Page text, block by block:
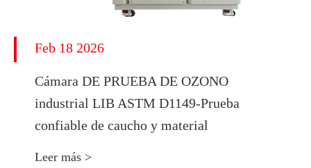
Feb 18 2026
Cámara DE PRUEBA DE OZONO
industrial LIB ASTM D1149-Prueba
confiable de caucho y material
Leer más >